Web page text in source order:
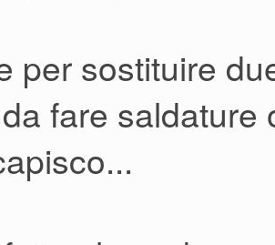
quel che costi.
per sostituire
fare saldature